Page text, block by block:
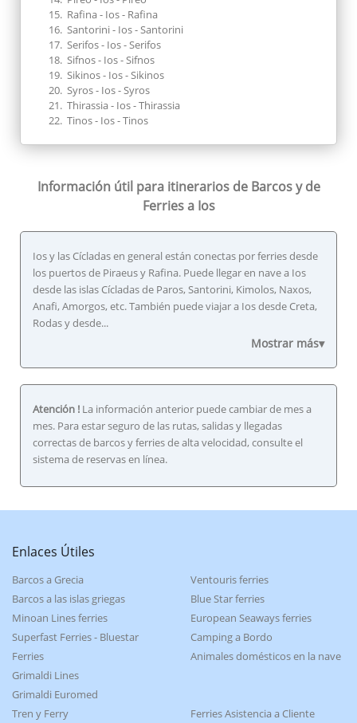
Rafina - Ios - Rafina
Santorini - Ios - Santorini
Serifos - Ios - Serifos
Sifnos - Ios - Sifnos
Sikinos - Ios - Sikinos
Syros - Ios - Syros
Thirassia - Ios - Thirassia
Tinos - Ios - Tinos
Información útil para itinerariosde Barcos y de
Ferries a Ios
Ios y las Cícladas en general están conectas por ferries desde
los puertos de Piraeus y Rafina. Puede llegar en nave a Ios
desde las islas Cícladas de Paros, Santorini, Kimolos, Naxos,
Anafi, Amorgos, etc. También puede viajar a Ios desde Creta,
Rodas y desde...
Mostrar más▾
Atención ! La información anterior puede cambiar de mes a
mes. Para estar seguro de las rutas, salidas y llegadas
correctas de barcos y ferries de alta velocidad, consulte el
sistema de reservas en línea.
Enlaces Útiles
Barcos a Grecia
Barcos a las islas griegas
Minoan Lines ferries
Superfast Ferries - Bluestar
Ferries
Grimaldi Lines
Grimaldi Euromed
Ventouris ferries
Blue Star ferries
European Seaways ferries
Camping a Bordo
Animales domésticos en la nave
Tren y Ferry Ferries Asistencia a Cliente